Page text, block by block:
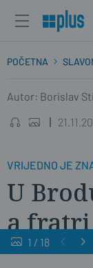
POČETNA
Autor: Borislav
VRIJEDNO JE
U
a
1 / 18